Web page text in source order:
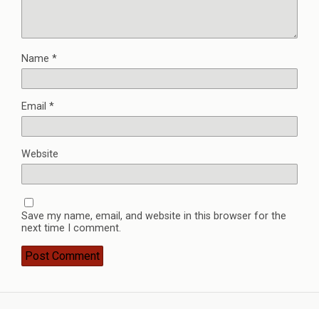
Name *
Email *
Website
Save my name, email, and website in this browser for the
next time I comment.